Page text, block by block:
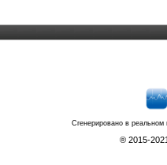
Сгенерировано в реальном
® 2015-